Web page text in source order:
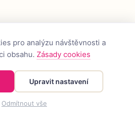
inspiraci pro váš životní styl.
pro analýzu návštěvnosti a
obsahu. Zásady cookies
Upravit nastavení
Odmítnout vše